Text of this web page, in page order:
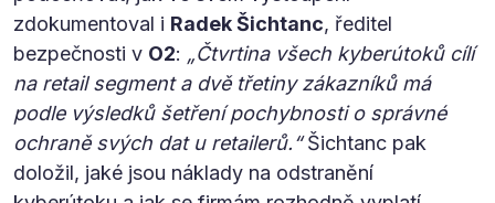
zdokumentoval i Radek Šichtanc, ředitel
bezpečnosti v O2: „Čtvrtina všech kyberútoků cílí
na retail segment a dvě třetiny zákazníků má
podle výsledků šetření pochybnosti o správné
ochraně svých dat u retailerů.“Šichtanc pak
doložil, jaké jsou náklady na odstranění